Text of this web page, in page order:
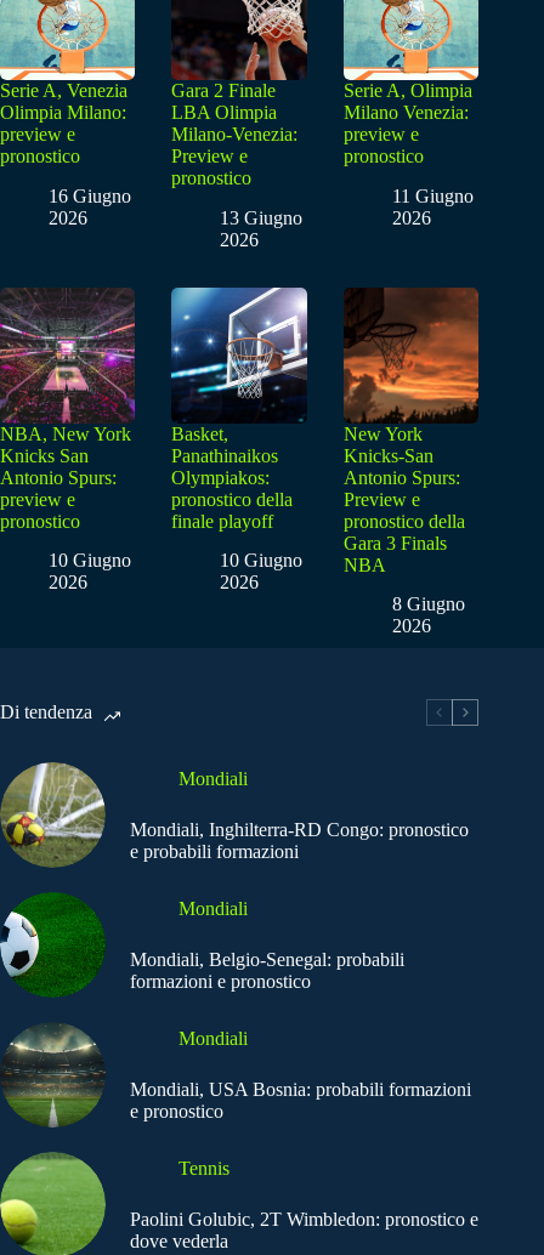
Serie A, Venezia
Olimpia Milano:
preview e
pronostico
16 Giugno
2026
Gara 2 Finale
LBA Olimpia
Milano-Venezia:
Preview e
pronostico
13 Giugno
2026
Serie A, Olimpia
Milano Venezia:
preview e
pronostico
11 Giugno
2026
NBA, New York
Knicks San
Antonio Spurs:
preview e
pronostico
10 Giugno
2026
Basket,
Panathinaikos
Olympiakos:
pronostico della
finale playoff
10 Giugno
2026
New York
Knicks-San
Antonio Spurs:
Preview e
pronostico della
Gara 3 Finals
NBA
8 Giugno
2026
Di tendenza
Mondiali
Mondiali, Inghilterra-RD Congo: pronostico
e probabili formazioni
Mondiali
Mondiali, Belgio-Senegal: probabili
formazioni e pronostico
Mondiali
Mondiali, USA Bosnia: probabili formazioni
e pronostico
Tennis
Paolini Golubic, 2T Wimbledon: pronostico e
dove vederla